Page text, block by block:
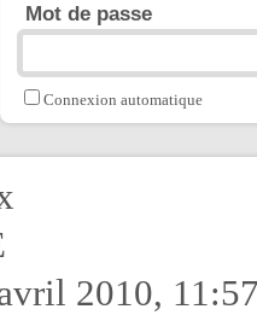
Mot de passe
Connexion automatique
2010,